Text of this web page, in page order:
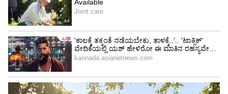
ಯಶಸ್ಸಿನೊಂದಿಗೆ QWERTY ವಿನ್ಯಾಸವು ವಿಶ್ವಾದ್ಯಂತ
ಜನಪ್ರಿಯವಾಯಿತು. ರೆಮಿಂಗ್ಟನ್ ಕಂಪನಿ ಟೈಪ್‌ರೈಟರ್‌ಗಳನ್ನು
ಮಾರಾಟ ಮಾಡುವುದಲ್ಲದೆ, ಟೈಪಿಂಗ್ ತರಬೇತಿ
ತರಗತಿಗಳನ್ನೂ ನೀಡಿತು. ಇದರಿಂದ, ಲಕ್ಷಾಂತರ ಟೈಪಿಸ್ಟ್‌ಗಳು
QWERTY ವಿನ್ಯಾಸದಲ್ಲಿ ತರಬೇತಿ ಪಡೆದು, ಇದು ಒಂದು
ಸ್ಟ್ಯಾಂಡರ್ಡ್ ಆಗಿ ಮಾರ್ಪಟ್ಟಿತು. ಎಲೆಕ್ಟ್ರಿಕ್ ಕೀಬೋರ್ಡ್‌ಗಳು